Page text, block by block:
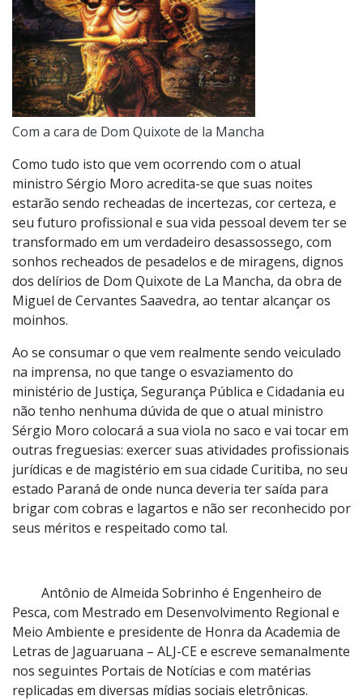
Com a cara de Dom Quixote de la Mancha
Como tudo isto que vem ocorrendo com o atual
ministro Sérgio Moro acredita-se que suas noites
estarão sendo recheadas de incertezas, cor certeza, e
seu futuro profissional e sua vida pessoal devem ter se
transformado em um verdadeiro desassossego, com
sonhos recheados de pesadelos e de miragens, dignos
dos delírios de Dom Quixote de La Mancha, da obra de
Miguel de Cervantes Saavedra, ao tentar alcançar os
moinhos.
Ao se consumar o que vem realmente sendo veiculado
na imprensa, no que tange o esvaziamento do
ministério de Justiça, Segurança Pública e Cidadania eu
não tenho nenhuma dúvida de que o atual ministro
Sérgio Moro colocará a sua viola no saco e vai tocar em
outras freguesias: exercer suas atividades profissionais
jurídicas e de magistério em sua cidade Curitiba, no seu
estado Paraná de onde nunca deveria ter saída para
brigar com cobras e lagartos e não ser reconhecido por
seus méritos e respeitado como tal.
Antônio de Almeida Sobrinho é Engenheiro de
Pesca, com Mestrado em Desenvolvimento Regional e
Meio Ambiente e presidente de Honra da Academia de
Letras de Jaguaruana – ALJ-CE e escreve semanalmente
nos seguintes Portais de Notícias e com matérias
replicadas em diversas mídias sociais eletrônicas.